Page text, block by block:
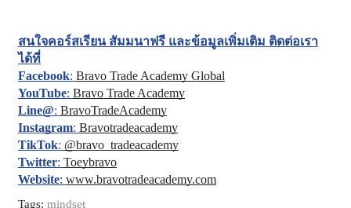
สนใจคอร์สเรียน สัมมนาฟรี และข้อมูลเพิ่มเติม ติดต่อเรา
ได้ที่
Facebook: Bravo Trade Academy Global
YouTube: Bravo Trade Academy
Line@: BravoTradeAcademy
Instagram: Bravotradeacademy
TikTok: @bravo_tradeacademy
Twitter: Toeybravo
Website: www.bravotradeacademy.com
Tags: mindset